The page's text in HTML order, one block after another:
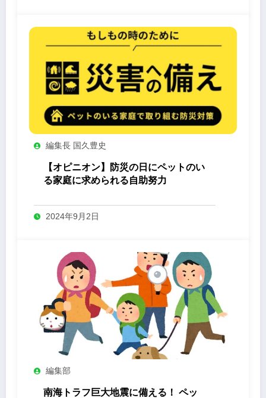
編集長 国久豊史
【オピニオン】防災の日にペットのい
る家庭に求められる自助努力
2024年9月2日
編集部
南海トラフ巨大地震に備える！ ペッ